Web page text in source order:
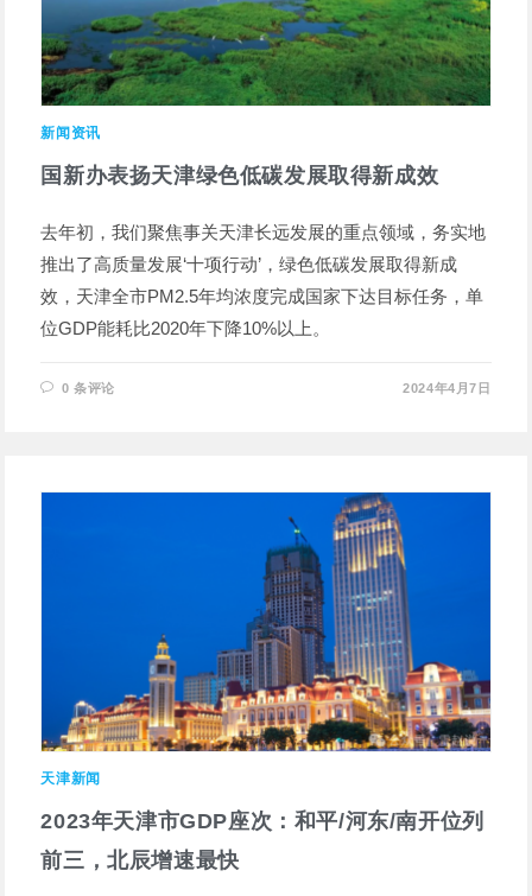
新闻资讯
国新办表扬天津绿色低碳发展取得新成效
去年初，我们聚焦事关天津长远发展的重点领域，务实地
推出了高质量发展‘十项行动’，绿色低碳发展取得新成
效，天津全市PM2.5年均浓度完成国家下达目标任务，单
位GDP能耗比2020年下降10%以上。
0 条评论 2024年4月7日
天津新闻
2023年天津市GDP座次：和平/河东/南开位列
前三，北辰增速最快